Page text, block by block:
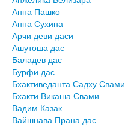
Анна Пашко
Анна Сухина
Арчи деви даси
Ашутоша дас
Баладев дас
Бурфи дас
Бхактиведанта Садху Свами
Бхакти Викаша Свами
Вадим Казак
Вайшнава Прана дас